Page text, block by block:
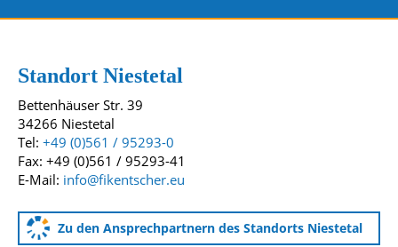
Standort Niestetal
Bettenhäuser Str. 39
34266 Niestetal
Tel: +49 (0)561 / 95293-0
Fax: +49 (0)561 / 95293-41
E-Mail: info@fikentscher.eu
Zu den Ansprechpartnern des Standorts Niestetal